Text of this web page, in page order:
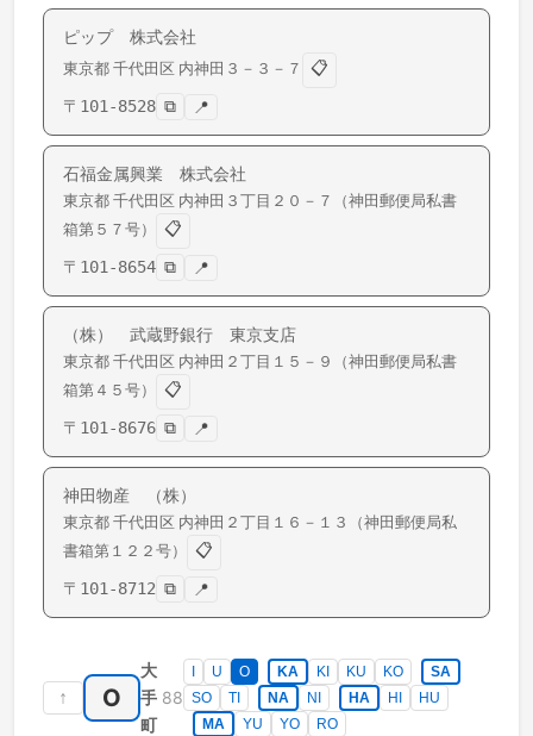
ピップ 株式会社
東京都 千代田区 内神田 ３－３－７
📋
〒 101-8528 ⧉ 📍
石福金属興業 株式会社
東京都 千代田区 内神田 ３丁目２０－７（神田郵便局私書
箱第５７号）
📋
〒 101-8654 ⧉ 📍
（株） 武蔵野銀行 東京支店
東京都 千代田区 内神田 ２丁目１５－９（神田郵便局私書
箱第４５号）
📋
〒 101-8676 ⧉ 📍
神田物産 （株）
東京都 千代田区 内神田 ２丁目１６－１３（神田郵便局私
書箱第１２２号）
📋
〒 101-8712 ⧉ 📍
↑ O
大
手
町
88
I U O KA KI KU KO
SA
SO
TI NA NI HA HI
HU
MA
YU YO RO